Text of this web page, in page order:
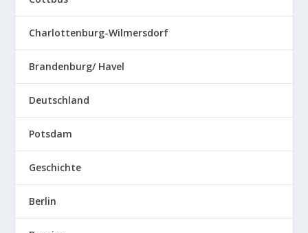
Charlottenburg-Wilmersdorf
Brandenburg/ Havel
Deutschland
Potsdam
Geschichte
Berlin